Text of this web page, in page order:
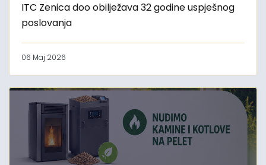
ITC Zenica doo obilježava 32 godine uspješnog
poslovanja
06 Maj 2026